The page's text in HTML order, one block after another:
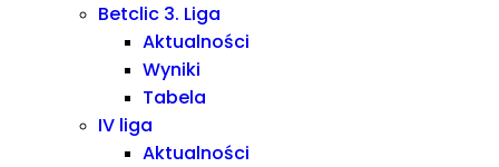
Betclic 3. Liga
Aktualności
Wyniki
Tabela
IV liga
Aktualności